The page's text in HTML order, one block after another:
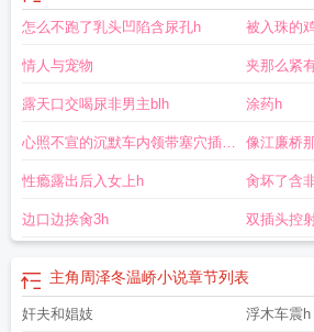
怎么不跑了乳头凹陷含尿孔h 被入珠的
情人与宠物 夹那么紧
h
露天口交喝尿非男主blh 涂药h
心照不宣的沉默车内领带塞穴插入
h
像江廉桥
女上旁
性瘾露出后入女上h 肏坏了含
边口边挨肏3h 双插头控
主角周泽冬温峤小说章节列表
奸夫和娼妓 浮木车震h